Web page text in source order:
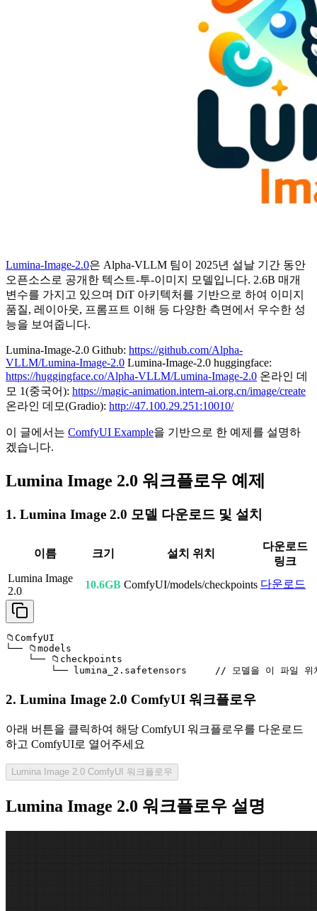
Lumina-Image-2.0은 Alpha-VLLM 팀이 2025년 설날 기간 동안
오픈소스로 공개한 텍스트-투-이미지 모델입니다. 2.6B 매개
변수를 가지고 있으며 DiT 아키텍처를 기반으로 하여 이미지
품질, 레이아웃, 프롬프트 이해 등 다양한 측면에서 우수한 성
능을 보여줍니다.
Lumina-Image-2.0 Github: https://github.com/Alpha-
VLLM/Lumina-Image-2.0 Lumina-Image-2.0 huggingface:
https://huggingface.co/Alpha-VLLM/Lumina-Image-2.0 온라인 데
모 1(중국어): https://magic-animation.intern-ai.org.cn/image/create
온라인 데모(Gradio): http://47.100.29.251:10010/
이 글에서는 ComfyUI Example을 기반으로 한 예제를 설명하
겠습니다.
Lumina Image 2.0 워크플로우 예제
1. Lumina Image 2.0 모델 다운로드 및 설치
이름 크기 설치 위치
다운로드
링크
Lumina Image
2.0
10.6GB ComfyUI/models/checkpoints 다운로드
📁ComfyUI
└── 📁models
    └── 📁checkpoints
└── lumina_2.safetensors     // 모델을 이 파일 위
2. Lumina Image 2.0 ComfyUI 워크플로우
아래 버튼을 클릭하여 해당 ComfyUI 워크플로우를 다운로드
하고 ComfyUI로 열어주세요
Lumina Image 2.0 ComfyUI 워크플로우
Lumina Image 2.0 워크플로우 설명